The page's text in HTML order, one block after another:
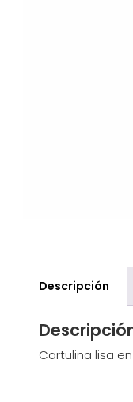
Descripción
Cartulina lisa